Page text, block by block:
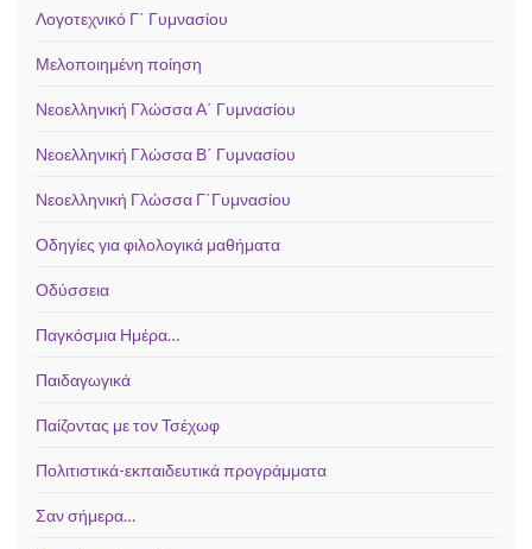
Λογοτεχνικό Γ΄ Γυμνασίου
Μελοποιημένη ποίηση
Νεοελληνική Γλώσσα Α΄ Γυμνασίου
Νεοελληνική Γλώσσα Β΄ Γυμνασίου
Νεοελληνική Γλώσσα Γ΄Γυμνασίου
Οδηγίες για φιλολογικά μαθήματα
Οδύσσεια
Παγκόσμια Ημέρα…
Παιδαγωγικά
Παίζοντας με τον Τσέχωφ
Πολιτιστικά-εκπαιδευτικά προγράμματα
Σαν σήμερα…